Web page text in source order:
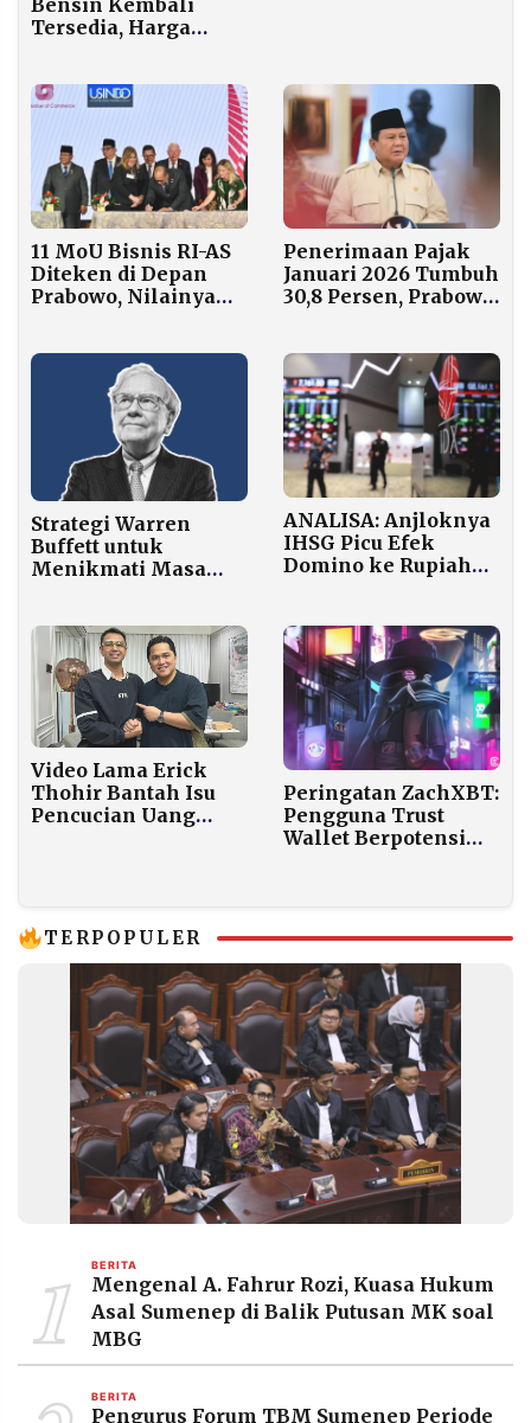
Tersedia, Harga
11 MoU Bisnis RI-AS
Diteken di Depan
Prabowo, Nilainya
Penerimaan Pajak
Januari 2026 Tumbuh
30,8 Persen, Prabowo
Sejarah
Strategi Warren
Buffett untuk
Menikmati Masa
Finansial
ANALISA: Anjloknya
IHSG Picu Efek
Domino ke Rupiah
Video Lama Erick
Thohir Bantah Isu
Pencucian Uang
Peringatan ZachXBT:
Pengguna Trust
Wallet Berpotensi
TERPOPULER
1 BERITA
Mengenal A. Fahrur Rozi, Kuasa Hukum
Asal Sumenep di Balik Putusan MK soal
MBG
BERITA
Pengurus Forum TBM Sumenep Periode